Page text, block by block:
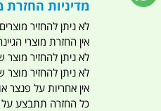
מדיניות החזרת
לא ניתן להחזיר
אין החזרת מוצרי
לא ניתן להחזיר
לא ניתן להחזיר
אין אחריות על פנצר
כל החזרה תתבצע על